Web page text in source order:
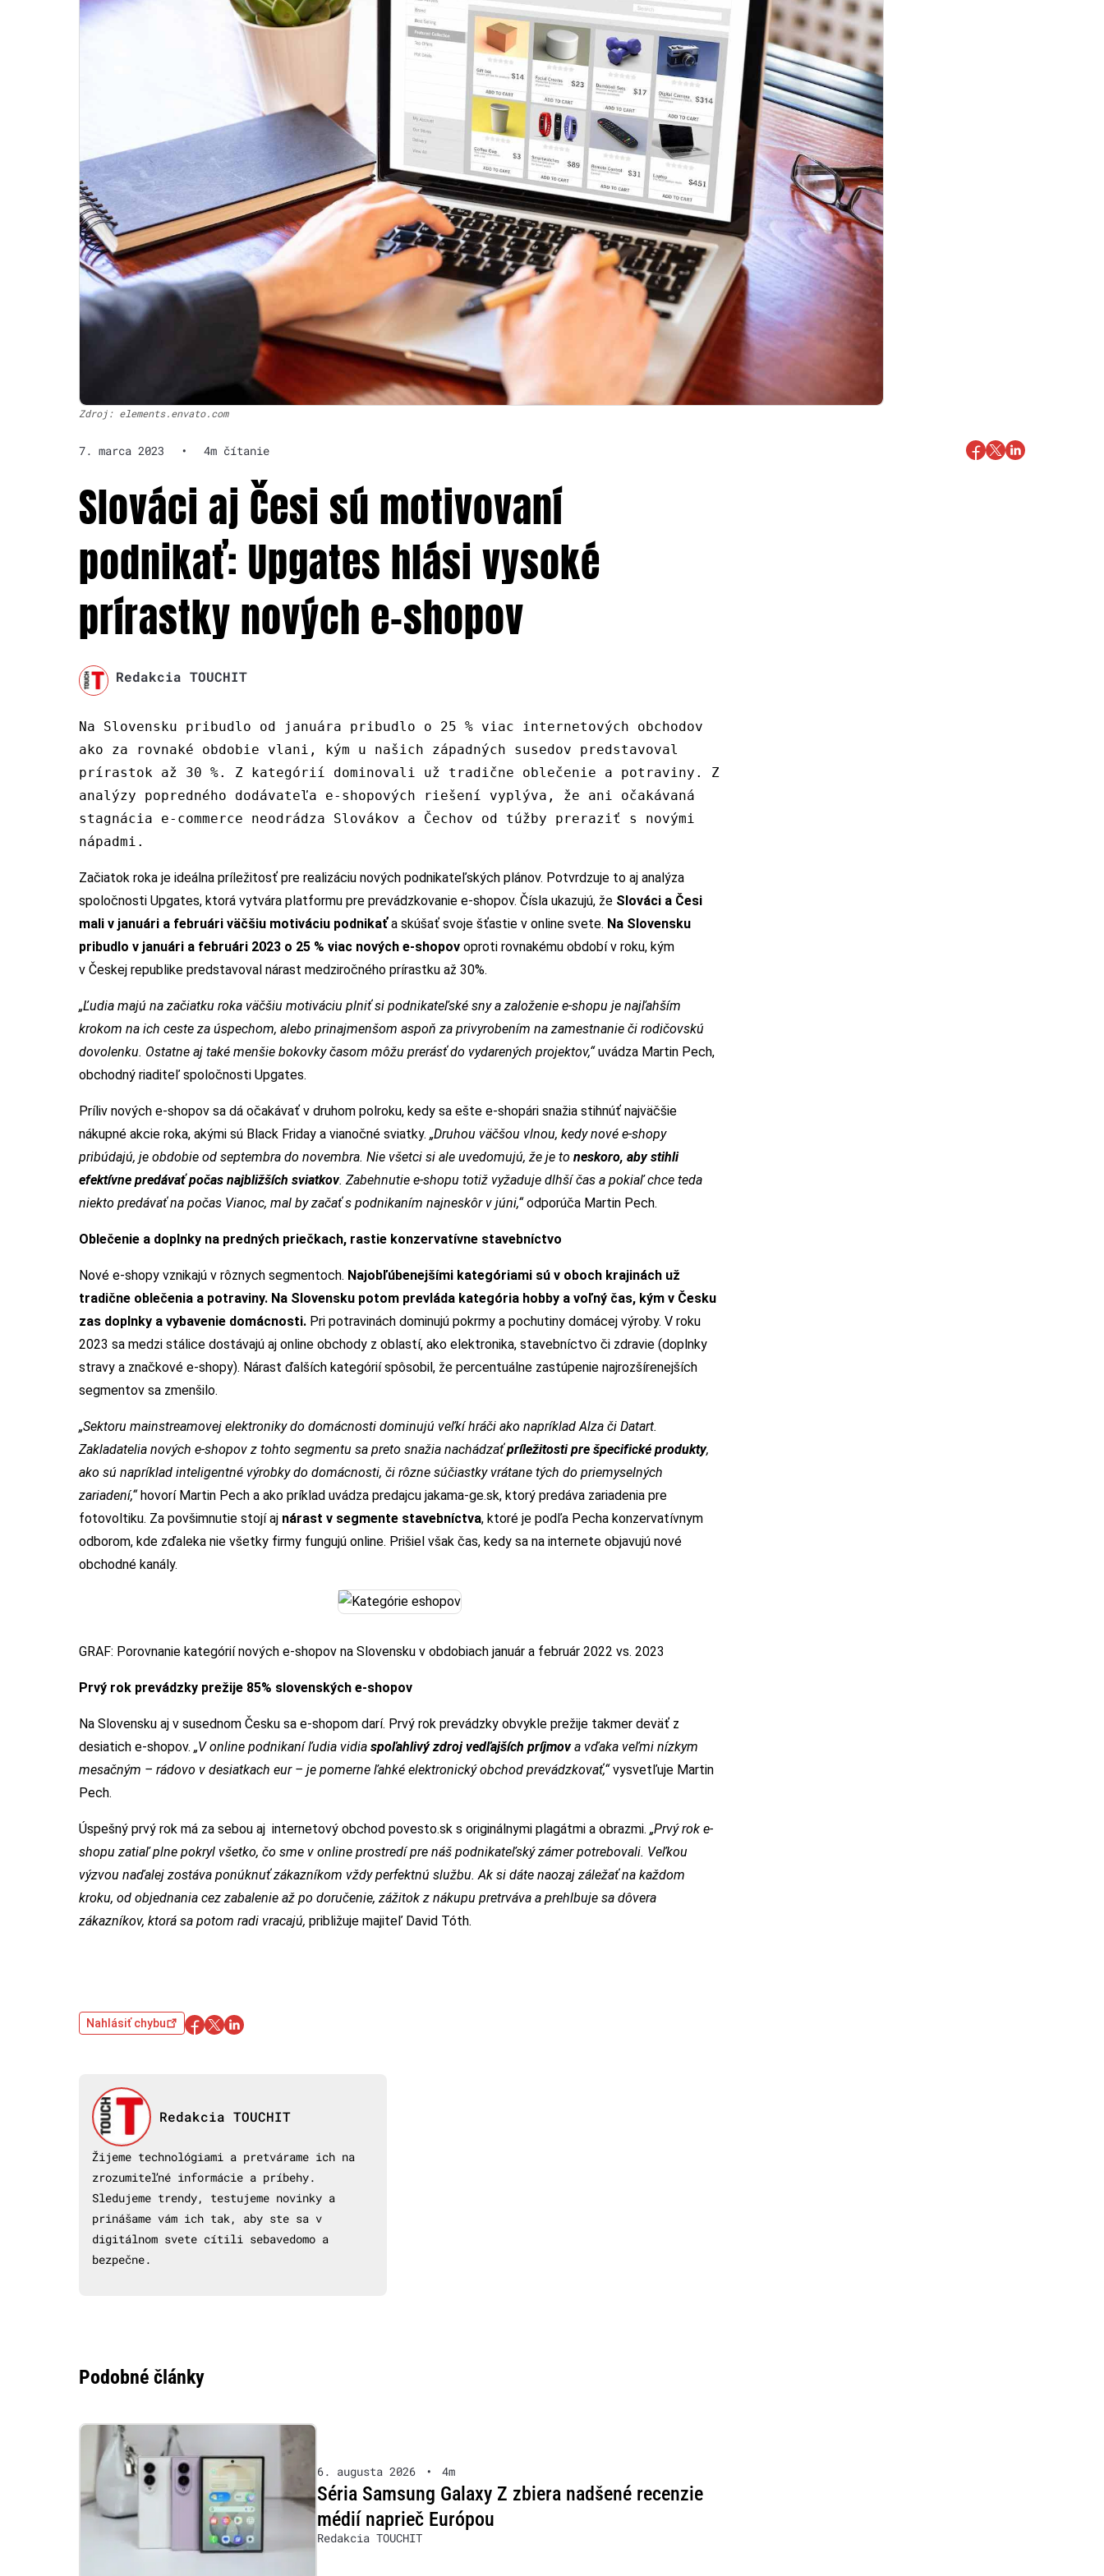
Zdroj: elements.envato.com
7. marca 2023 • 4m čítanie
Slováci aj Česi sú motivovaní
podnikať: Upgates hlási vysoké
prírastky nových e-shopov
Redakcia TOUCHIT
Na Slovensku pribudlo od januára pribudlo o 25 % viac internetových obchodov
ako za rovnaké obdobie vlani, kým u našich západných susedov predstavoval
prírastok až 30 %. Z kategórií dominovali už tradične oblečenie a potraviny. Z
analýzy popredného dodávateľa e-shopových riešení vyplýva, že ani očakávaná
stagnácia e-commerce neodrádza Slovákov a Čechov od túžby preraziť s novými
nápadmi.
Začiatok roka je ideálna príležitosť pre realizáciu nových podnikateľských plánov. Potvrdzuje to aj analýza
spoločnosti Upgates, ktorá vytvára platformu pre prevádzkovanie e-shopov. Čísla ukazujú, že Slováci a Česi
mali v januári a februári väčšiu motiváciu podnikaťa skúšať svoje šťastie v online svete. Na Slovensku
pribudlo v januári a februári 2023 o 25 % viac nových e-shopov oproti rovnakému období v roku, kým
v Českej republike predstavoval nárast medziročného prírastku až 30%.
„Ľudia majú na začiatku roka väčšiu motiváciu plniť si podnikateľské sny a založenie e-shopu je najľahším
krokom na ich ceste za úspechom, alebo prinajmenšom aspoň za privyrobením na zamestnanie či rodičovskú
dovolenku. Ostatne aj také menšie bokovky časom môžu prerásť do vydarených projektov,“uvádza Martin Pech,
obchodný riaditeľ spoločnosti Upgates.
Príliv nových e-shopov sa dá očakávať v druhom polroku, kedy sa ešte e-shopári snažia stihnúť najväčšie
nákupné akcie roka, akými sú Black Friday a vianočné sviatky. „Druhou väčšou vlnou, kedy nové e-shopy
pribúdajú, je obdobie od septembra do novembra. Nie všetci si ale uvedomujú, že je to neskoro, aby stihli
efektívne predávať počas najbližších sviatkov. Zabehnutie e-shopu totiž vyžaduje dlhší čas a pokiaľ chce teda
niekto predávať na počas Vianoc, mal by začať s podnikaním najneskôr v júni,“odporúča Martin Pech.
Oblečenie a doplnky na predných priečkach, rastie konzervatívne stavebníctvo
Nové e-shopy vznikajú v rôznych segmentoch. Najobľúbenejšími kategóriami sú v oboch krajinách už
tradične oblečenia a potraviny. Na Slovensku potom prevláda kategória hobby a voľný čas, kým v Česku
zas doplnky a vybavenie domácnosti. Pri potravinách dominujú pokrmy a pochutiny domácej výroby. V roku
2023 sa medzi stálice dostávajú aj online obchody z oblastí, ako elektronika, stavebníctvo či zdravie (doplnky
stravy a značkové e-shopy). Nárast ďalších kategórií spôsobil, že percentuálne zastúpenie najrozšírenejších
segmentov sa zmenšilo.
„Sektoru mainstreamovej elektroniky do domácnosti dominujú veľkí hráči ako napríklad Alza či Datart.
Zakladatelia nových e-shopov z tohto segmentu sa preto snažia nachádzaťpríležitosti pre špecifické produkty,
ako sú napríklad inteligentné výrobky do domácnosti, či rôzne súčiastky vrátane tých do priemyselných
zariadení,“hovorí Martin Pech a ako príklad uvádza predajcu jakama-ge.sk, ktorý predáva zariadenia pre
fotovoltiku. Za povšimnutie stojí aj nárast v segmente stavebníctva, ktoré je podľa Pecha konzervatívnym
odborom, kde zďaleka nie všetky firmy fungujú online. Prišiel však čas, kedy sa na internete objavujú nové
obchodné kanály.
GRAF: Porovnanie kategórií nových e-shopov na Slovensku v obdobiach január a február 2022 vs. 2023
Prvý rok prevádzky prežije 85% slovenských e-shopov
Na Slovensku aj v susednom Česku sa e-shopom darí. Prvý rok prevádzky obvykle prežije takmer deväť z
desiatich e-shopov. „V online podnikaní ľudia vidia spoľahlivý zdroj vedľajších príjmova vďaka veľmi nízkym
mesačným – rádovo v desiatkach eur – je pomerne ľahké elektronický obchod prevádzkovať,“vysvetľuje Martin
Pech.
Úspešný prvý rok má za sebou aj internetový obchod povesto.sk s originálnymi plagátmi a obrazmi. „Prvý rok e-
shopu zatiaľ plne pokryl všetko, čo sme v online prostredí pre náš podnikateľský zámer potrebovali. Veľkou
výzvou naďalej zostáva ponúknuť zákazníkom vždy perfektnú službu. Ak si dáte naozaj záležať na každom
kroku, od objednania cez zabalenie až po doručenie, zážitok z nákupu pretrváva a prehlbuje sa dôvera
zákazníkov, ktorá sa potom radi vracajú, približuje majiteľ David Tóth.
Nahlásiť chybu
Redakcia TOUCHIT
Žijeme technológiami a pretvárame ich na
zrozumiteľné informácie a príbehy.
Sledujeme trendy, testujeme novinky a
prinášame vám ich tak, aby ste sa v
digitálnom svete cítili sebavedomo a
bezpečne.
Podobné články
6. augusta 2026 • 4m
Séria Samsung Galaxy Z zbiera nadšené recenzie
médií naprieč Európou
Redakcia TOUCHIT